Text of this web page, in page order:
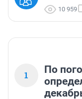
10 959
1
По